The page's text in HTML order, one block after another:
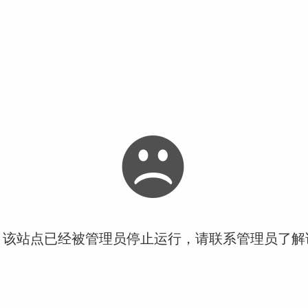
站点已经被管理员停止运行，请联系管理员了